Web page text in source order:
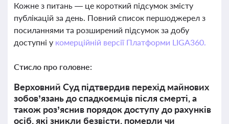
Кожне з питань — це короткий підсумок змісту
публікацій за день. Повний список першоджерел з
посиланнями та розширений підсумок за добу
доступні у комерційній версії Платформи LIGA360.
Стисло про головне:
Верховний Суд підтвердив перехід майнових
зобов’язань до спадкоємців після смерті, а
також роз’яснив порядок доступу до рахунків
осіб, які зникли безвісти, померли чи